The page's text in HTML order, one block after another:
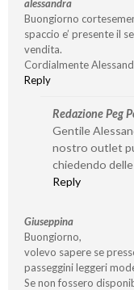
alessandra
Buongiorno
spaccio e’ presente il
vendita.
Cordialmente
Reply
Redazione Peg
Gentile
nostro outlet
chiedendo
Reply
Giuseppina
Buongiorno,
volevo sapere se
passeggini leggeri
Se non fossero